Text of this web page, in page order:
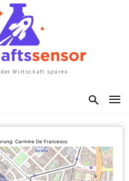
der Wirtschaft spüren
Carmine De Francesco